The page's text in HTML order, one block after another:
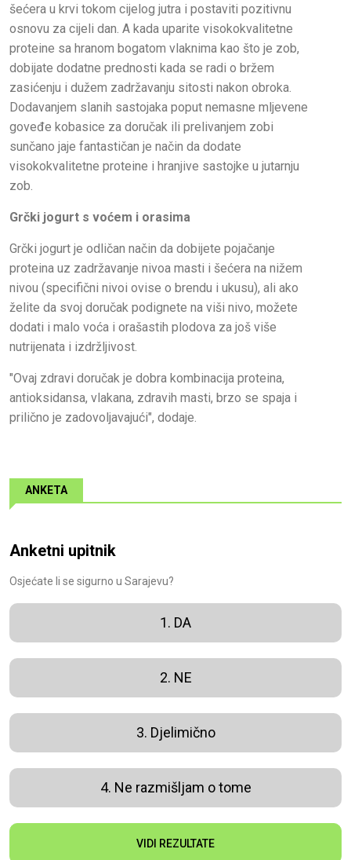
šećera u krvi tokom cijelog jutra i postaviti pozitivnu
osnovu za cijeli dan. A kada uparite visokokvalitetne
proteine ​​sa hranom bogatom vlaknima kao što je zob,
dobijate dodatne prednosti kada se radi o bržem
zasićenju i dužem zadržavanju sitosti nakon obroka.
Dodavanjem slanih sastojaka poput nemasne mljevene
goveđe kobasice za doručak ili prelivanjem zobi
sunčano jaje fantastičan je način da dodate
visokokvalitetne proteine ​​i hranjive sastojke u jutarnju
zob.
Grčki jogurt s voćem i orasima
Grčki jogurt je odličan način da dobijete pojačanje
proteina uz zadržavanje nivoa masti i šećera na nižem
nivou (specifični nivoi ovise o brendu i ukusu), ali ako
želite da svoj doručak podignete na viši nivo, možete
dodati i malo voća i orašastih plodova za još više
nutrijenata i izdržljivost.
"Ovaj zdravi doručak je dobra kombinacija proteina,
antioksidansa, vlakana, zdravih masti, brzo se spaja i
prilično je zadovoljavajući", dodaje.
ANKETA
Anketni upitnik
Osjećate li se sigurno u Sarajevu?
1. DA
2. NE
3. Djelimično
4. Ne razmišljam o tome
VIDI REZULTATE